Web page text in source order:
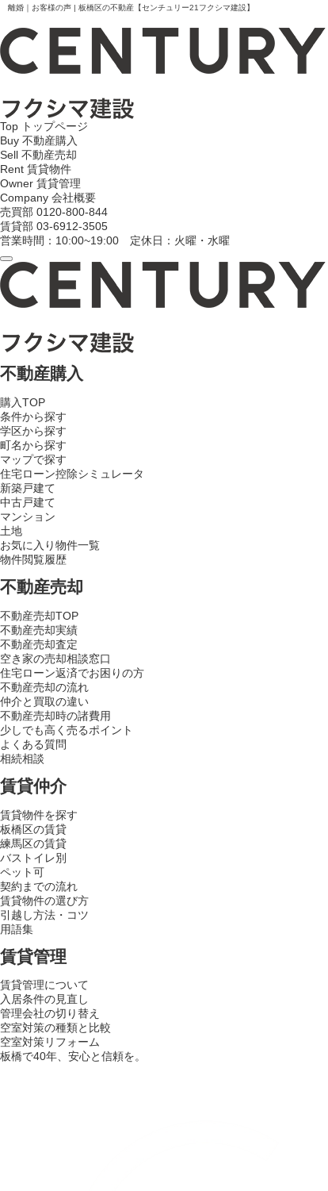
離婚｜お客様の声 | 板橋区の不動産【センチュリー21フクシマ建設】
Top トップページ
Buy 不動産購入
Sell 不動産売却
Rent 賃貸物件
Owner 賃貸管理
Company 会社概要
売買部 0120-800-844
賃貸部 03-6912-3505
営業時間：10:00~19:00 定休日：火曜・水曜
不動産購入
購入TOP
条件から探す
学区から探す
町名から探す
マップで探す
住宅ローン控除シミュレータ
新築戸建て
中古戸建て
マンション
土地
お気に入り物件一覧
物件閲覧履歴
不動産売却
不動産売却TOP
不動産売却実績
不動産売却査定
空き家の売却相談窓口
住宅ローン返済でお困りの方
不動産売却の流れ
仲介と買取の違い
不動産売却時の諸費用
少しでも高く売るポイント
よくある質問
相続相談
賃貸仲介
賃貸物件を探す
板橋区の賃貸
練馬区の賃貸
バストイレ別
ペット可
契約までの流れ
賃貸物件の選び方
引越し方法・コツ
用語集
賃貸管理
賃貸管理について
入居条件の見直し
管理会社の切り替え
空室対策の種類と比較
空室対策リフォーム
板橋で40年、安心と信頼を。